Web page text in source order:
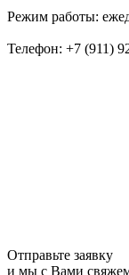
Режим работы:
Телефон: +7 (911)
Отправьте заявку
и мы с Вами